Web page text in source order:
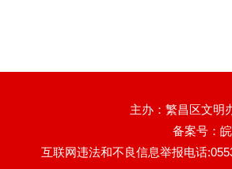
主办：繁昌区文明
备案号：
互联网违法和不良信息举报电话